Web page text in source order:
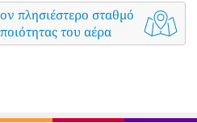
πλησιέστερο σταθμό
του αέρα